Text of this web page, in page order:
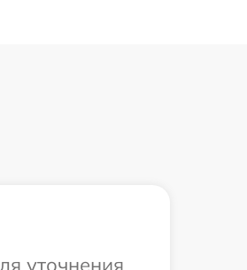
уточнения